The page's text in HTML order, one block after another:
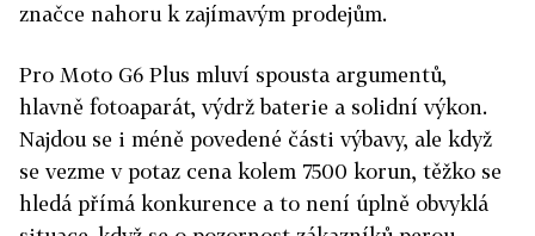
značce nahoru k zajímavým prodejům.
Pro Moto G6 Plus mluví spousta argumentů,
hlavně fotoaparát, výdrž baterie a solidní výkon.
Najdou se i méně povedené části výbavy, ale když
se vezme v potaz cena kolem 7500 korun, těžko se
hledá přímá konkurence a to není úplně obvyklá